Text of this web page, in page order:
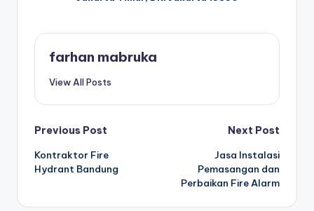
farhan mabruka
View All Posts
Post
navigation
Previous Post
Kontraktor Fire
Hydrant Bandung
Next Post
Jasa Instalasi
Pemasangan dan
Perbaikan Fire Alarm